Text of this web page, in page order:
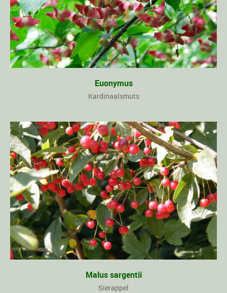
Euonymus
Kardinaalsmuts
Malus sargentii
Sierappel